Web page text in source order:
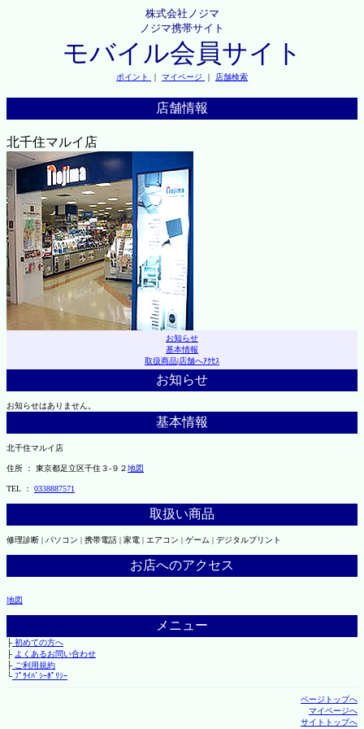
株式会社ノジマ
ノジマ携帯サイト
モバイル会員サイト
ポイント ｜ マイページ ｜ 店舗検索
店舗情報
北千住マルイ店
お知らせ
基本情報
取扱商品|店舗へｱｸｾｽ
お知らせ
お知らせはありません。
基本情報
北千住マルイ店
住所 ： 東京都足立区千住３-９２地図
TEL ： 0338887571
取扱い商品
修理診断 | パソコン | 携帯電話 | 家電 | エアコン | ゲーム | デジタルプリント
お店へのアクセス
地図
メニュー
├初めての方へ
├ よくあるお問い合わせ
├ご利用規約
└ﾌﾟﾗｲﾊﾞｼｰﾎﾟﾘｼｰ
ページトップへ
マイページへ
サイトトップへ